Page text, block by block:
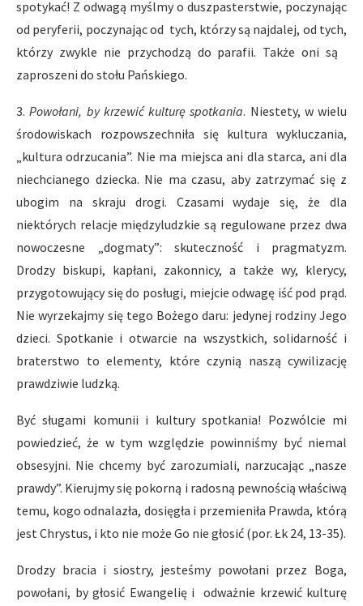
spotykać! Z odwagą myślmy o duszpasterstwie, poczynając
od peryferii, poczynając od tych, którzy są najdalej, od tych,
którzy zwykle nie przychodzą do parafii. Także oni są
zaproszeni do stołu Pańskiego.
3.Powołani, by krzewićkulturę spotkania. Niestety, w wielu
środowiskach rozpowszechniła się kultura wykluczania,
„kultura odrzucania”. Nie ma miejsca ani dla starca, ani dla
niechcianego dziecka. Nie ma czasu, aby zatrzymać się z
ubogim na skraju drogi. Czasami wydaje się, że dla
niektórych relacje międzyludzkie są regulowane przez dwa
nowoczesne „dogmaty”: skuteczność i pragmatyzm.
Drodzy biskupi, kapłani, zakonnicy, a także wy, klerycy,
przygotowujący się do posługi, miejcie odwagę iść pod prąd.
Nie wyrzekajmy się tego Bożego daru: jedynej rodziny Jego
dzieci. Spotkanie i otwarcie na wszystkich, solidarność i
braterstwo to elementy, które czynią naszą cywilizację
prawdziwie ludzką.
Być sługami komunii i kultury spotkania! Pozwólcie mi
powiedzieć, że w tym względzie powinniśmy być niemal
obsesyjni. Nie chcemy być zarozumiali, narzucając „nasze
prawdy”. Kierujmy się pokorną i radosną pewnością właściwą
temu, kogo odnalazła, dosięgła i przemieniła Prawda, którą
jest Chrystus, i kto nie może Go nie głosić (por. Łk 24, 13-35).
Drodzy bracia i siostry, jesteśmy powołani przez Boga,
powołani, by głosić Ewangelię i odważnie krzewić kulturę